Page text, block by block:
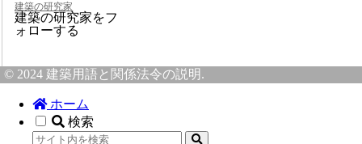
建築の研究家
建築の研究家をフ
ォローする
© 2024 建築用語と関係法令の説明.
ホーム
検索